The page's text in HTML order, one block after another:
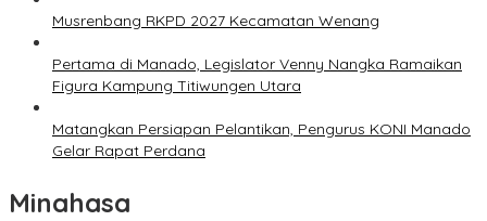
Musrenbang RKPD 2027 Kecamatan Wenang
Pertama di Manado, Legislator Venny Nangka Ramaikan
Figura Kampung Titiwungen Utara
Matangkan Persiapan Pelantikan, Pengurus KONI Manado
Gelar Rapat Perdana
Minahasa